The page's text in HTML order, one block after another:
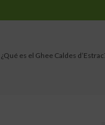
¿Qué es el Ghee Caldes